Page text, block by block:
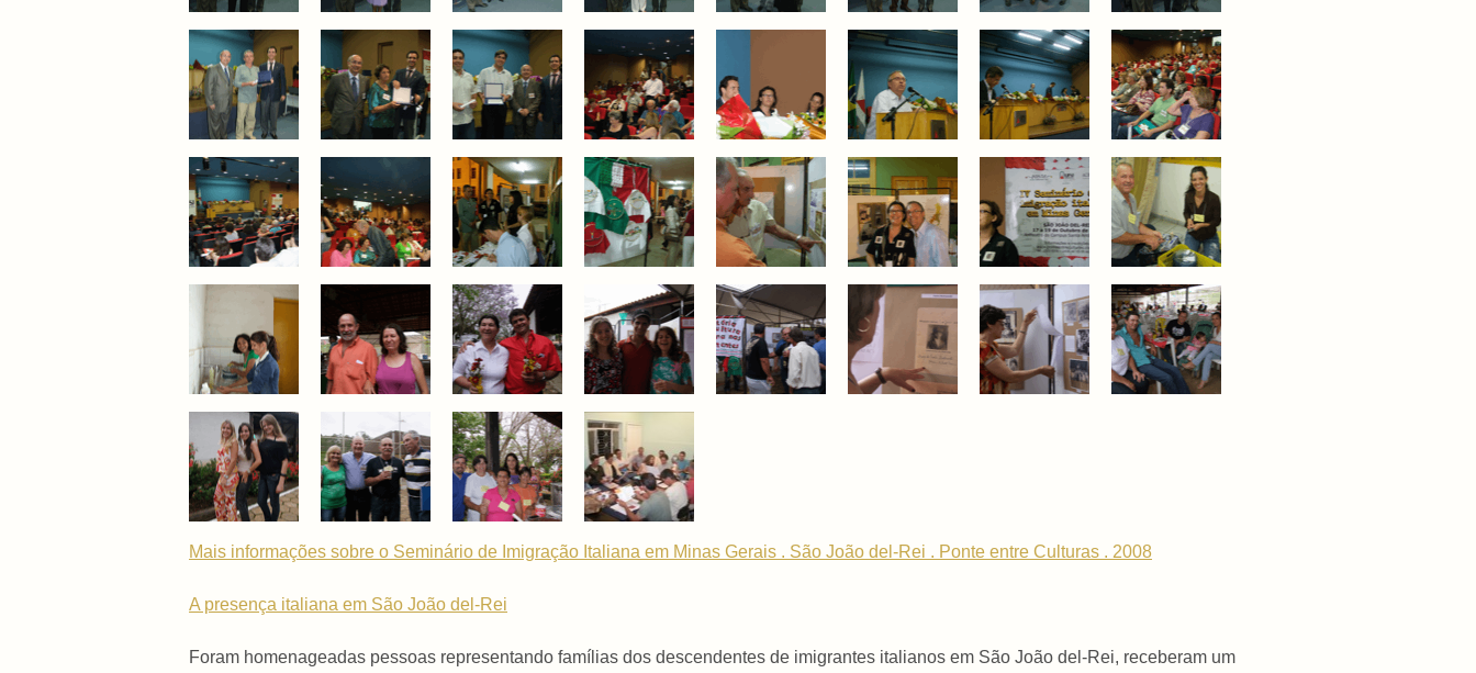
Mais informações sobre o Seminário de Imigração Italiana em Minas Gerais . São João del-Rei . Ponte entre Culturas . 2008
A presença italiana em São João del-Rei
Foram homenageadas pessoas representando famílias dos descendentes de imigrantes italianos em São João del-Rei, receberam um